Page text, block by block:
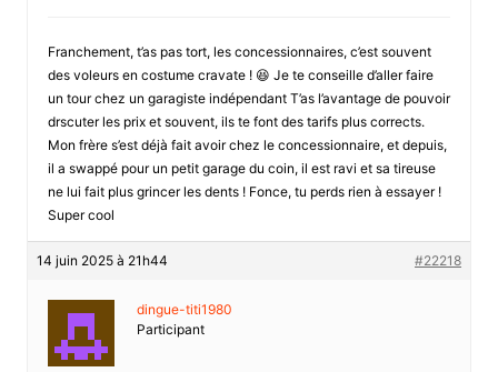
Franchement, t’as pas tort, les concessionnaires, c’est souvent
des voleurs en costume cravate ! 😆 Je te conseille d’aller faire
un tour chez un garagiste indépendant T’as l’avantage de pouvoir
drscuter les prix et souvent, ils te font des tarifs plus corrects.
Mon frère s’est déjà fait avoir chez le concessionnaire, et depuis,
il a swappé pour un petit garage du coin, il est ravi et sa tireuse
ne lui fait plus grincer les dents ! Fonce, tu perds rien à essayer !
Super cool
14 juin 2025 à 21h44 #22218
dingue-titi1980
Participant